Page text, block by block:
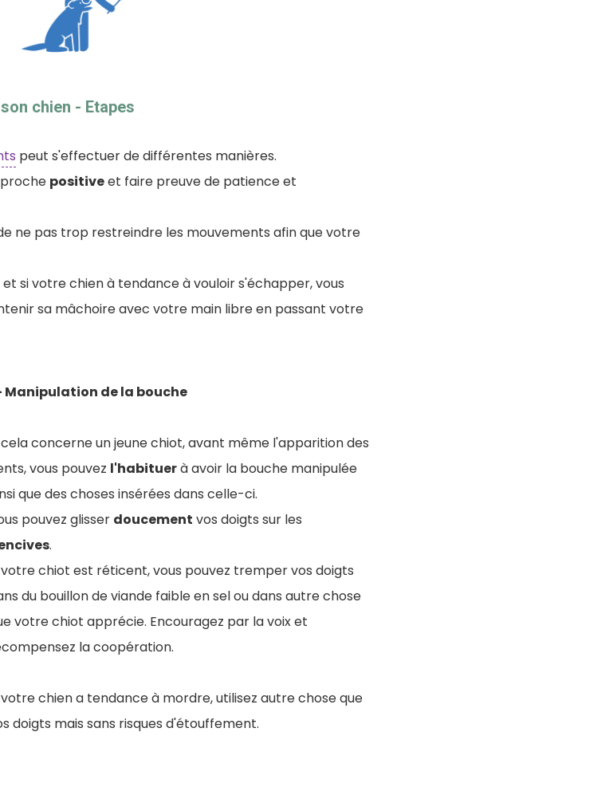
chien - Etapes
peut s'effectuer de différentes manières.
positiveet faire preuve de patience et
ne pas trop restreindre les mouvements afin que votre
si votre chien à tendance à vouloir s'échapper, vous
sa mâchoire avec votre main libre en passant votre
Manipulation de la bouche
cela concerne un jeune chiot, avant même l'apparition des
vous pouvez l'habituerà avoir la bouche manipulée
que des choses insérées dans celle-ci.
pouvez glisser doucement vos doigts sur les
.
votre chiot est réticent, vous pouvez tremper vos doigts
du bouillon de viande faible en sel ou dans autre chose
votre chiot apprécie. Encouragez par la voix et
la coopération.
votre chien a tendance à mordre, utilisez autre chose que
doigts mais sans risques d'étouffement.